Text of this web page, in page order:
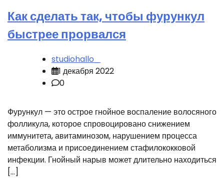
Как сделать так, чтобы фурункул
быстрее прорвался
studiohallo_
1 декабря 2022
0
Фурункул — это острое гнойное воспаление волосяного
фолликула, которое спровоцировано снижением
иммунитета, авитаминозом, нарушением процесса
метаболизма и присоединением стафилококковой
инфекции. Гнойный нарыв может длительно находиться
[…]